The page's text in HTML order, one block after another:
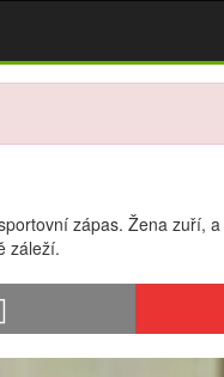
zápas. Žena zuří,
záleží.